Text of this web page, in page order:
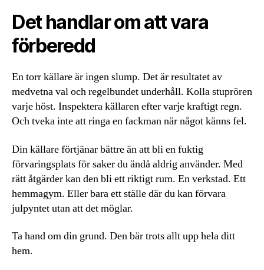
Det handlar om att vara
förberedd
En torr källare är ingen slump. Det är resultatet av
medvetna val och regelbundet underhåll. Kolla stuprören
varje höst. Inspektera källaren efter varje kraftigt regn.
Och tveka inte att ringa en fackman när något känns fel.
Din källare förtjänar bättre än att bli en fuktig
förvaringsplats för saker du ändå aldrig använder. Med
rätt åtgärder kan den bli ett riktigt rum. En verkstad. Ett
hemmagym. Eller bara ett ställe där du kan förvara
julpyntet utan att det möglar.
Ta hand om din grund. Den bär trots allt upp hela ditt
hem.